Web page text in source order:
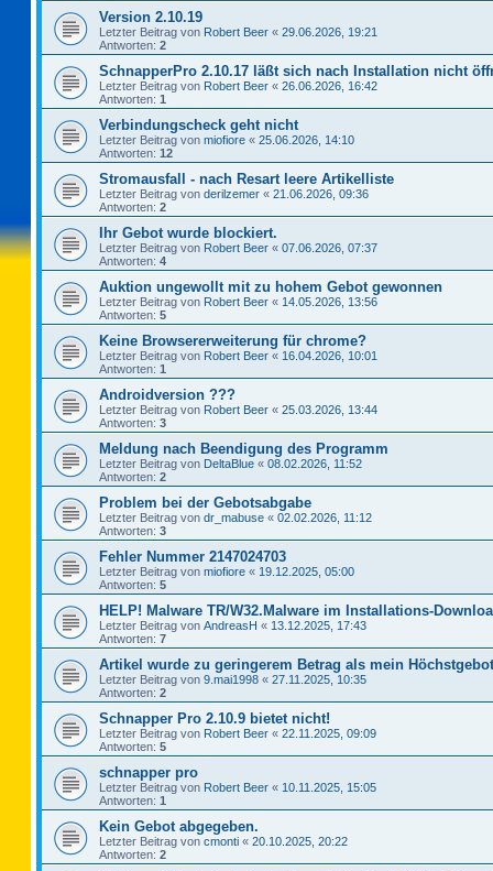
Version 2.10.19
Letzter Beitrag von Robert Beer « 29.06.2026, 19:21
Antworten: 2
SchnapperPro 2.10.17 läßt sich nach Installation nicht
Letzter Beitrag von Robert Beer « 26.06.2026, 16:42
Antworten: 1
Verbindungscheck geht nicht
Letzter Beitrag von miofiore « 25.06.2026, 14:10
Antworten: 12
Stromausfall - nach Resart leere Artikelliste
Letzter Beitrag von derilzemer « 21.06.2026, 09:36
Antworten: 2
Ihr Gebot wurde blockiert.
Letzter Beitrag von Robert Beer « 07.06.2026, 07:37
Antworten: 4
Auktion ungewollt mit zu hohem Gebot gewonnen
Letzter Beitrag von Robert Beer « 14.05.2026, 13:56
Antworten: 5
Keine Browsererweiterung für chrome?
Letzter Beitrag von Robert Beer « 16.04.2026, 10:01
Antworten: 1
Androidversion ???
Letzter Beitrag von Robert Beer « 25.03.2026, 13:44
Antworten: 3
Meldung nach Beendigung des Programm
Letzter Beitrag von DeltaBlue « 08.02.2026, 11:52
Antworten: 2
Problem bei der Gebotsabgabe
Letzter Beitrag von dr_mabuse « 02.02.2026, 11:12
Antworten: 3
Fehler Nummer 2147024703
Letzter Beitrag von miofiore « 19.12.2025, 05:00
Antworten: 5
HELP! Malware TR/W32.Malware im Installations-
Letzter Beitrag von AndreasH « 13.12.2025, 17:43
Antworten: 7
Artikel wurde zu geringerem Betrag als mein
Letzter Beitrag von 9.mai1998 « 27.11.2025, 10:35
Antworten: 2
Schnapper Pro 2.10.9 bietet nicht!
Letzter Beitrag von Robert Beer « 22.11.2025, 09:09
Antworten: 5
schnapper pro
Letzter Beitrag von Robert Beer « 10.11.2025, 15:05
Antworten: 1
Kein Gebot abgegeben.
Letzter Beitrag von cmonti « 20.10.2025, 20:22
Antworten: 2